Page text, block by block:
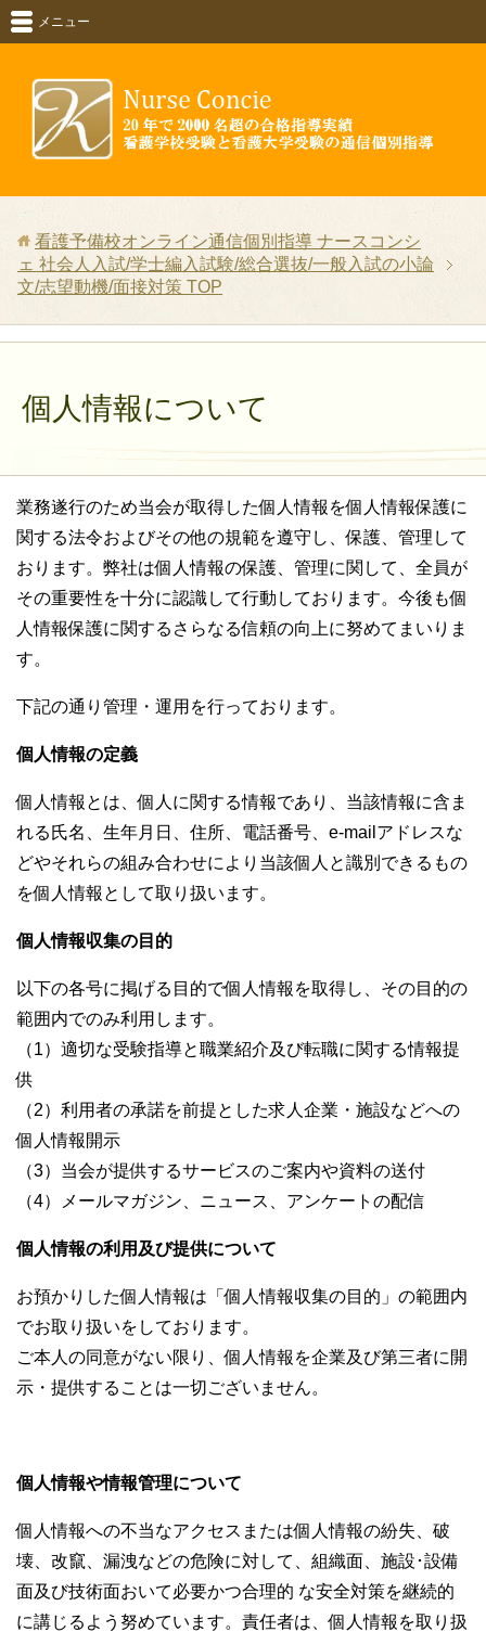
メニュー
看護予備校オンライン通信個別指導 ナースコンシ
ェ 社会人入試/学士編入試験/総合選抜/一般入試の小論
文/志望動機/面接対策 TOP
個人情報について
業務遂行のため当会が取得した個人情報を個人情報保護に
関する法令およびその他の規範を遵守し、保護、管理して
おります。弊社は個人情報の保護、管理に関して、全員が
その重要性を十分に認識して行動しております。今後も個
人情報保護に関するさらなる信頼の向上に努めてまいりま
す。
下記の通り管理・運用を行っております。
個人情報の定義
個人情報とは、個人に関する情報であり、当該情報に含ま
れる氏名、生年月日、住所、電話番号、e-mailアドレスな
どやそれらの組み合わせにより当該個人と識別できるもの
を個人情報として取り扱います。
個人情報収集の目的
以下の各号に掲げる目的で個人情報を取得し、その目的の
範囲内でのみ利用します。
（1）適切な受験指導と職業紹介及び転職に関する情報提
供
（2）利用者の承諾を前提とした求人企業・施設などへの
個人情報開示
（3）当会が提供するサービスのご案内や資料の送付
（4）メールマガジン、ニュース、アンケートの配信
個人情報の利用及び提供について
お預かりした個人情報は「個人情報収集の目的」の範囲内
でお取り扱いをしております。
ご本人の同意がない限り、個人情報を企業及び第三者に開
示・提供することは一切ございません。
個人情報や情報管理について
個人情報への不当なアクセスまたは個人情報の紛失、破
壊、改竄、漏洩などの危険に対して、組織面、施設･設備
面及び技術面おいて必要かつ合理的 な安全対策を継続的
に講じるよう努めています。責任者は、個人情報を取り扱